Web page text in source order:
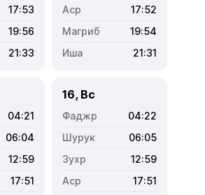
17:53
19:56
21:33
17:52
19:54
21:31
04:21
06:04
12:59
17:51
16, Вс
04:22
06:05
12:59
17:51